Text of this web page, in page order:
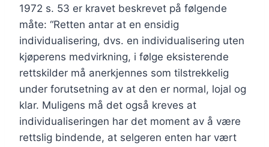
1972 s. 53 er kravet beskrevet på følgende
måte: “Retten antar at en ensidig
individualisering, dvs. en individualisering uten
kjøperens medvirkning, i følge eksisterende
rettskilder må anerkjennes som tilstrekkelig
under forutsetning av at den er normal, lojal og
klar. Muligens må det også kreves at
individualiseringen har det moment av å være
rettslig bindende, at selgeren enten har vært